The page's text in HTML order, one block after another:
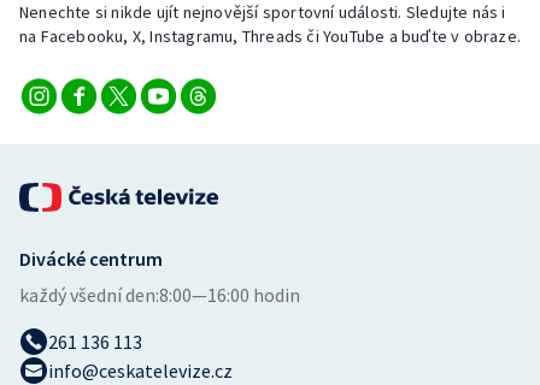
Nenechte si nikde ujít nejnovější sportovní události. Sledujte nás i
na Facebooku, X, Instagramu, Threads či YouTube a buďte v obraze.
Divácké centrum
každý všední den:8:00—16:00 hodin
261 136 113
info@ceskatelevize.cz